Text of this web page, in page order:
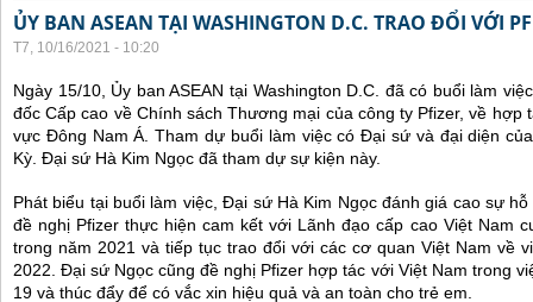
ỦY BAN ASEAN TẠI WASHINGTON D.C. TRAO ĐỔI VỚI
T7, 10/16/2021 - 10:20
Ngày 15/10, Ủy ban ASEAN tại Washington D.C. đã có buổi làm
đốc Cấp cao về Chính sách Thương mại của công ty Pfizer, về hợp
vực Đông Nam Á. Tham dự buổi làm việc có Đại sứ và đại diện
Kỳ. Đại sứ Hà Kim Ngọc đã tham dự sự kiện này.
Phát biểu tại buổi làm việc, Đại sứ Hà Kim Ngọc đánh giá cao sự
đề nghị Pfizer thực hiện cam kết với Lãnh đạo cấp cao Việt Nam
trong năm 2021 và tiếp tục trao đổi với các cơ quan Việt Nam về
2022. Đại sứ Ngọc cũng đề nghị Pfizer hợp tác với Việt Nam trong
19 và thúc đẩy để có vắc xin hiệu quả và an toàn cho trẻ em.